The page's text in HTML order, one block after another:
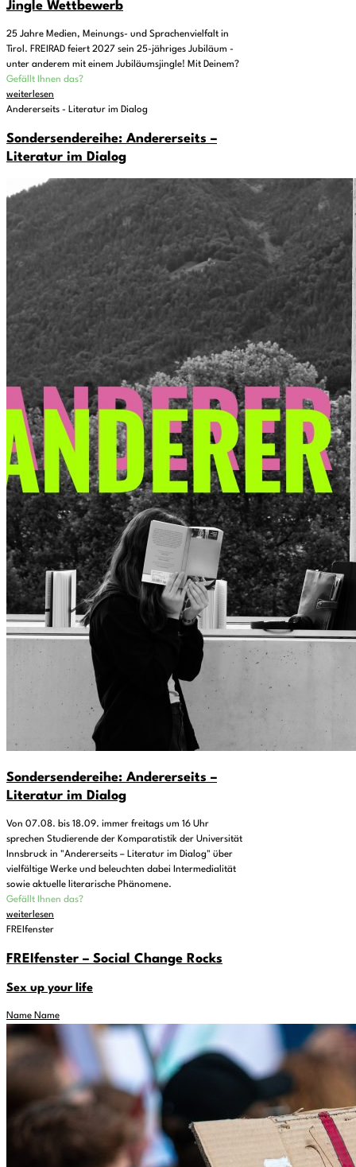
Jingle Wettbewerb
25 Jahre Medien, Meinungs- und Sprachenvielfalt in
Tirol. FREIRAD feiert 2027 sein 25-jähriges Jubiläum -
unter anderem mit einem Jubiläumsjingle! Mit Deinem?
Gefällt Ihnen das?
weiterlesen
Andererseits - Literatur im Dialog
Sondersendereihe: Andererseits –
Literatur im Dialog
Sondersendereihe: Andererseits –
Literatur im Dialog
Von 07.08. bis 18.09. immer freitags um 16 Uhr
sprechen Studierende der Komparatistik der Universität
Innsbruck in "Andererseits – Literatur im Dialog" über
vielfältige Werke und beleuchten dabei Intermedialität
sowie aktuelle literarische Phänomene.
Gefällt Ihnen das?
weiterlesen
FREIfenster
FREIfenster – Social Change Rocks
Sex up your life
Name Name